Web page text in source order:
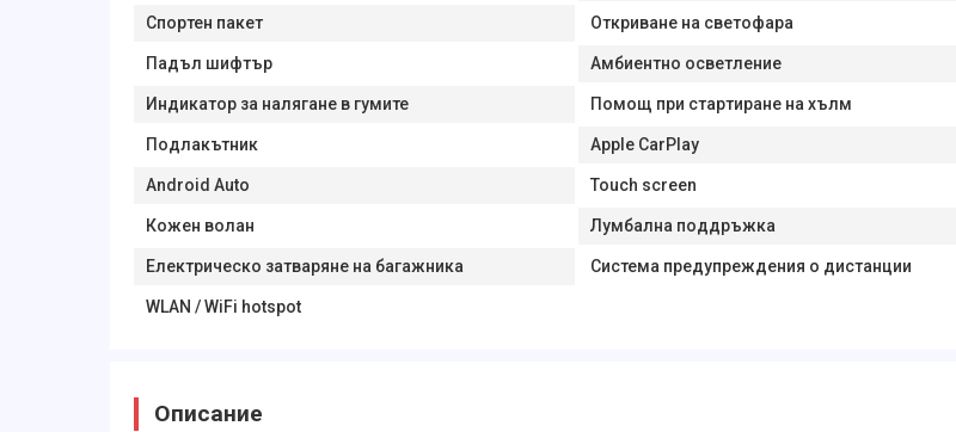
Спортен пакет Откриване на светофара
Падъл шифтър Амбиентно осветление
Индикатор за налягане в гумите Помощ при стартиране на хълм
Подлакътник Apple CarPlay
Android Auto Touch screen
Кожен волан Лумбална поддръжка
Електрическо затваряне на багажника Система предупреждения о дистанции
WLAN / WiFi hotspot
Описание